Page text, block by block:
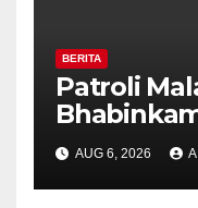
BERITA
Patroli
Pilar
Perkuat
Diajak
AUG 6, 2026